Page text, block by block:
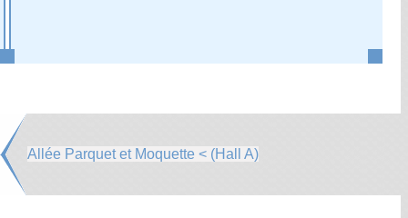
Allée Parquet et Moquette < (Hall A)